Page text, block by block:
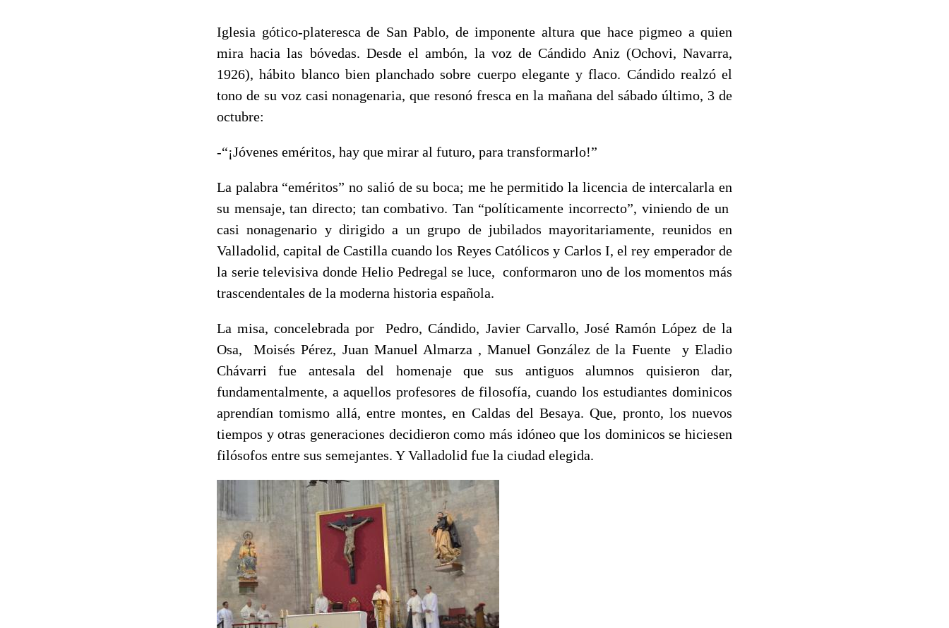
Iglesia gótico-plateresca de San Pablo, de imponente altura que hace pigmeo a quien
mira hacia las bóvedas. Desde el ambón, la voz de Cándido Aniz (Ochovi, Navarra,
1926), hábito blanco bien planchado sobre cuerpo elegante y flaco. Cándido realzó el
tono de su voz casi nonagenaria, que resonó fresca en la mañana del sábado último, 3 de
octubre:
-“¡Jóvenes eméritos, hay que mirar al futuro, para transformarlo!”
La palabra “eméritos” no salió de su boca; me he permitido la licencia de intercalarla en
su mensaje, tan directo; tan combativo. Tan “políticamente incorrecto”, viniendo de un
casi nonagenario y dirigido a un grupo de jubilados mayoritariamente, reunidos en
Valladolid, capital de Castilla cuando los Reyes Católicos y Carlos I, el rey emperador de
la serie televisiva donde Helio Pedregal se luce, conformaron uno de los momentos más
trascendentales de la moderna historia española.
La misa, concelebrada por Pedro, Cándido, Javier Carvallo, José Ramón López de la
Osa, Moisés Pérez, Juan Manuel Almarza , Manuel González de la Fuente y Eladio
Chávarri fue antesala del homenaje que sus antiguos alumnos quisieron dar,
fundamentalmente, a aquellos profesores de filosofía, cuando los estudiantes dominicos
aprendían tomismo allá, entre montes, en Caldas del Besaya. Que, pronto, los nuevos
tiempos y otras generaciones decidieron como más idóneo que los dominicos se hiciesen
filósofos entre sus semejantes. Y Valladolid fue la ciudad elegida.